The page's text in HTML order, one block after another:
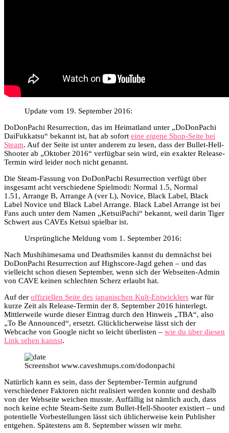
Update vom 19. September 2016:
DoDonPachi Resurrection, das im Heimatland unter „DoDonPachi
DaiFukkatsu“ bekannt ist, hat ab sofort eine eigene Shop-Seite bei
Steam. Auf der Seite ist unter anderem zu lesen, dass der Bullet-Hell-
Shooter ab „Oktober 2016“ verfügbar sein wird, ein exakter Release-
Termin wird leider noch nicht genannt.
Die Steam-Fassung von DoDonPachi Resurrection verfügt über
insgesamt acht verschiedene Spielmodi: Normal 1.5, Normal
1.51, Arrange B, Arrange A (ver L), Novice, Black Label, Black
Label Novice und Black Label Arrange. Black Label Arrange ist bei
Fans auch unter dem Namen „KetsuiPachi“ bekannt, weil darin Tiger
Schwert aus CAVEs Ketsui spielbar ist.
Ursprüngliche Meldung vom 1. September 2016:
Nach Mushihimesama und Deathsmiles kannst du demnächst bei
DoDonPachi Resurrection auf Highscore-Jagd gehen – und das
vielleicht schon diesen September, wenn sich der Webseiten-Admin
von CAVE keinen schlechten Scherz erlaubt hat.
Auf der offiziellen Seite des japanischen Kult-Entwicklers war für
kurze Zeit als Release-Termin der 8. September 2016 hinterlegt.
Mittlerweile wurde dieser Eintrag durch den Hinweis „TBA“, also
„To Be Announced“, ersetzt. Glücklicherweise lässt sich der
Webcache von Google nicht so leicht überlisten – wie du über diesen
Link sehen kannst.
Screenshot www.caveshmups.com/dodonpachi
Natürlich kann es sein, dass der September-Termin aufgrund
verschiedener Faktoren nicht realisiert werden konnte und deshalb
von der Webseite weichen musste. Auffällig ist nämlich auch, dass
noch keine echte Steam-Seite zum Bullet-Hell-Shooter existiert – und
potentielle Vorbestellungen lässt sich üblicherweise kein Publisher
entgehen. Spätestens am 8. September wissen wir mehr.